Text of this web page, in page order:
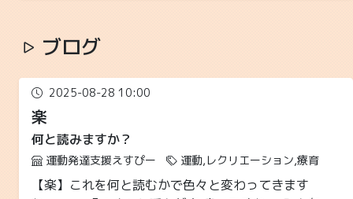
ブログ
2025-08-28 10:00
楽
何と読みますか？
運動発達支援えすぴー 運動,レクリエーション,療育
【楽】これを何と読むかで色々と変わってきます